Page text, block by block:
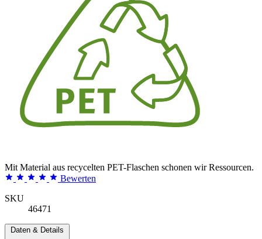
Mit Material aus recycelten PET-Flaschen schonen wir Ressourcen.
Bewerten
SKU
46471
Daten & Details